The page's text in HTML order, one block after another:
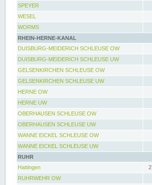
SPEYER
WESEL
WORMS
RHEIN-HERNE-KANAL
DUISBURG-MEIDERICH SCHLEUSE OW
DUISBURG-MEIDERICH SCHLEUSE UW
GELSENKIRCHEN SCHLEUSE OW
GELSENKIRCHEN SCHLEUSE UW
HERNE OW
HERNE UW
OBERHAUSEN SCHLEUSE OW
OBERHAUSEN SCHLEUSE UW
WANNE EICKEL SCHLEUSE OW
WANNE EICKEL SCHLEUSE UW
RUHR
Hattingen
RUHRWEHR OW